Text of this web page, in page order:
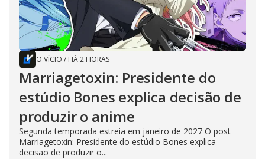
O VÍCIO / HÁ 2 HORAS
Marriagetoxin: Presidente do
estúdio Bones explica decisão de
produzir o anime
Segunda temporada estreia em janeiro de 2027 O post
Marriagetoxin: Presidente do estúdio Bones explica
decisão de produzir o...